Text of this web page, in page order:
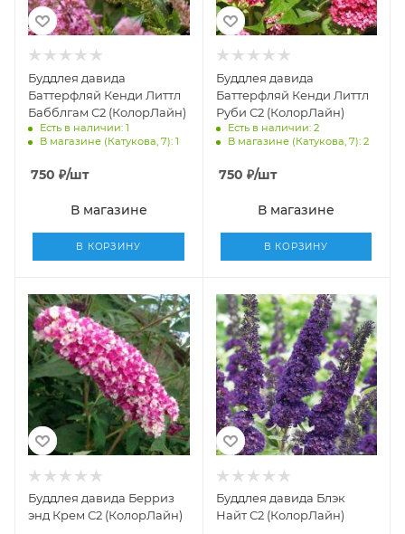
Буддлея давида
Баттерфляй Кенди Литтл
Бабблгам С2 (КолорЛайн)
Есть в наличии: 1
В магазине (Катукова, 7): 1
750 ₽/шт
В магазине
В КОРЗИНУ
Буддлея давида
Баттерфляй Кенди Литтл
Руби С2 (КолорЛайн)
Есть в наличии: 2
В магазине (Катукова, 7): 2
750 ₽/шт
В магазине
В КОРЗИНУ
Буддлея давида Берриз
энд Крем С2 (КолорЛайн)
Буддлея давида Блэк
Найт С2 (КолорЛайн)